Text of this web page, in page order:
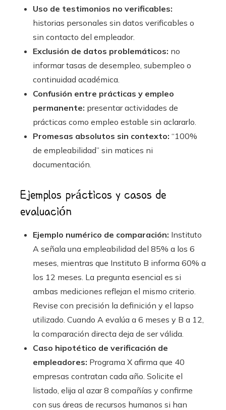
Uso de testimonios no verificables:
historias personales sin datos verificables o
sin contacto del empleador.
Exclusión de datos problemáticos: no
informar tasas de desempleo, subempleo o
continuidad académica.
Confusión entre prácticas y empleo
permanente: presentar actividades de
prácticas como empleo estable sin aclararlo.
Promesas absolutos sin contexto: “100%
de empleabilidad” sin matices ni
documentación.
Ejemplos prácticos y casos de
evaluación
Ejemplo numérico de comparación: Instituto
A señala una empleabilidad del 85% a los 6
meses, mientras que Instituto B informa 60% a
los 12 meses. La pregunta esencial es si
ambas mediciones reflejan el mismo criterio.
Revise con precisión la definición y el lapso
utilizado. Cuando A evalúa a 6 meses y B a 12,
la comparación directa deja de ser válida.
Caso hipotético de verificación de
empleadores: Programa X afirma que 40
empresas contratan cada año. Solicite el
listado, elija al azar 8 compañías y confirme
con sus áreas de recursos humanos si han